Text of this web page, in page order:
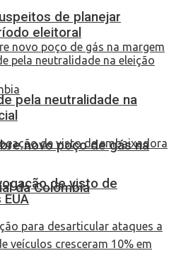
novo poço de gás na
da Colômbia
de planejar
eleitoral
pela neutralidade na
de visto de